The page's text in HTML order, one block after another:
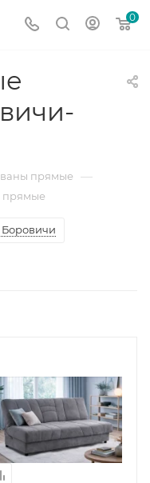
0
прямые —
прямые
Боровичи